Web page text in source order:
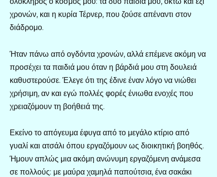
χρονών, και η κυρία Τέρνερ, που ζούσε απέναντι στον
διάδρομο.
Ήταν πάνω από ογδόντα χρονών, αλλά επέμενε ακόμη να
προσέχει τα παιδιά μου όταν η βάρδιά μου στη δουλειά
καθυστερούσε. Έλεγε ότι της έδινε έναν λόγο να νιώθει
χρήσιμη, αν και εγώ πολλές φορές ένιωθα ενοχές που
χρειαζόμουν τη βοήθειά της.
Εκείνο το απόγευμα έφυγα από το μεγάλο κτίριο από
γυαλί και ατσάλι όπου εργαζόμουν ως διοικητική βοηθός.
Ήμουν απλώς μια ακόμη ανώνυμη εργαζόμενη ανάμεσα
σε πολλούς: με μαύρα χαμηλά παπούτσια, ένα σακάκι